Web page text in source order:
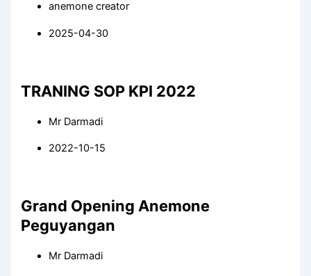
anemone creator
2025-04-30
TRANING SOP KPI 2022
Mr Darmadi
2022-10-15
Grand Opening Anemone
Peguyangan
Mr Darmadi